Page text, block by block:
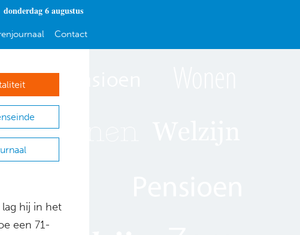
donderdag 6 augustus
Contact
lag hij in het
een 71-